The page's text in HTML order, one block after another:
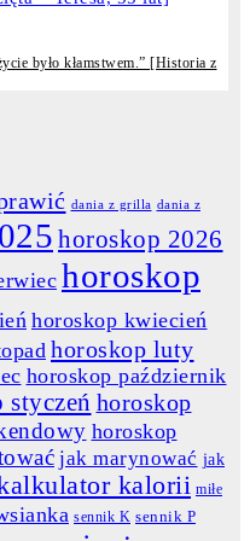
było kłamstwem.” [Historia z
dania z grilla dania z
horoskop 2026
horoskop
horoskop kwiecień
horoskop luty
horoskop październik
styczeń horoskop
horoskop
jak marynować jak
kalorii miłe
sennik K sennik P